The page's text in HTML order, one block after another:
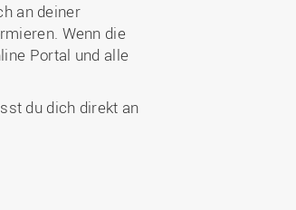
an deiner
Wenn die
Portal und alle
du dich direkt an